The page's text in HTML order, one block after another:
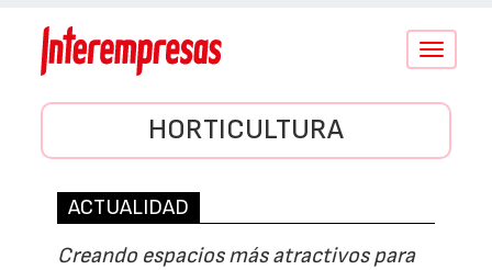
Conmutar
HORTICULTURA
ACTUALIDAD
Creando espacios más atractivos para